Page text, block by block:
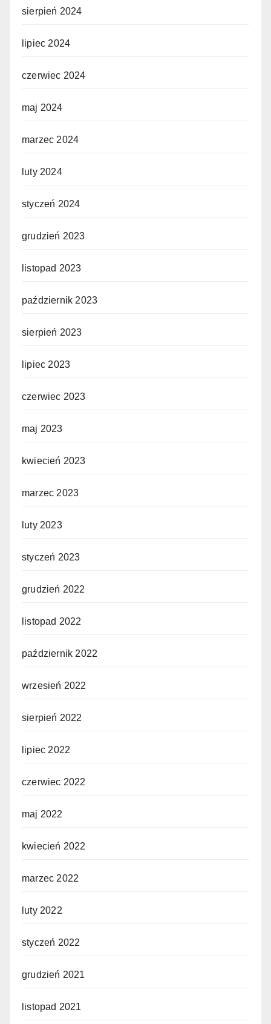
sierpień 2024
lipiec 2024
czerwiec 2024
maj 2024
marzec 2024
luty 2024
styczeń 2024
grudzień 2023
listopad 2023
październik 2023
sierpień 2023
lipiec 2023
czerwiec 2023
maj 2023
kwiecień 2023
marzec 2023
luty 2023
styczeń 2023
grudzień 2022
listopad 2022
październik 2022
wrzesień 2022
sierpień 2022
lipiec 2022
czerwiec 2022
maj 2022
kwiecień 2022
marzec 2022
luty 2022
styczeń 2022
grudzień 2021
listopad 2021